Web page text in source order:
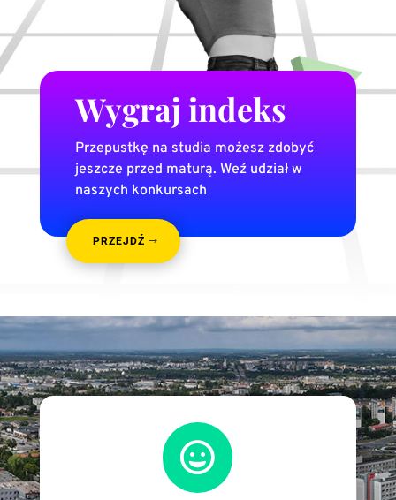
Wygraj indeks
Przepustkę na studia możesz zdobyć
jeszcze przed maturą. Weź udział w
naszych konkursach
PRZEJDŹ
